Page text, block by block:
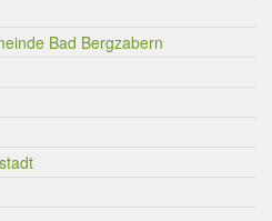
Bad Bergzabern